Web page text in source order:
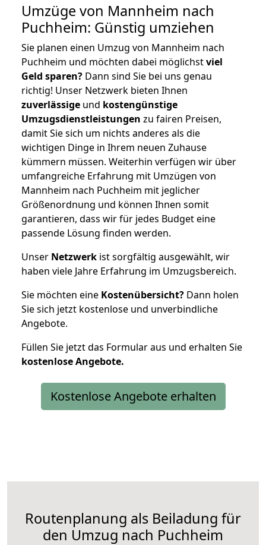
Umzüge von Mannheim nach
Puchheim: Günstig umziehen
Sie planen einen Umzug von Mannheim nach
Puchheim und möchten dabei möglichstviel
Geld sparen? Dann sind Sie bei uns genau
richtig! Unser Netzwerk bieten Ihnen
zuverlässige und kostengünstige
Umzugsdienstleistungen zu fairen Preisen,
damit Sie sich um nichts anderes als die
wichtigen Dinge in Ihrem neuen Zuhause
kümmern müssen. Weiterhin verfügen wir über
umfangreiche Erfahrung mit Umzügen von
Mannheim nach Puchheim mit jeglicher
Größenordnung und können Ihnen somit
garantieren, dass wir für jedes Budget eine
passende Lösung finden werden.
Unser Netzwerk ist sorgfältig ausgewählt, wir
haben viele Jahre Erfahrung im Umzugsbereich.
Sie möchten eine Kostenübersicht? Dann holen
Sie sich jetzt kostenlose und unverbindliche
Angebote.
Füllen Sie jetzt das Formular aus und erhalten Sie
kostenloseAngebote.
Kostenlose Angebote erhalten
Routenplanung als Beiladung für
den Umzug nach Puchheim